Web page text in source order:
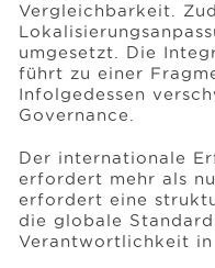
Vergleichbarkeit.
umgesetzt. Die
führt zu einer
Infolgedessen
Governance.
Der internationale
erfordert mehr als
erfordert eine
die globale
Verantwortlichkeit in